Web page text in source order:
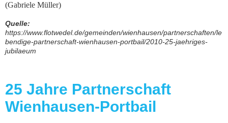
(Gabriele Müller)
Quelle:
https://www.flotwedel.de/gemeinden/wienhausen/partnerschaften/le
bendige-partnerschaft-wienhausen-portbail/2010-25-jaehriges-
jubilaeum
25 Jahre Partnerschaft
Wienhausen-Portbail